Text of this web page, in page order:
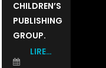
CHILDREN’S
PUBLISHING
GROUP.
LIRE…